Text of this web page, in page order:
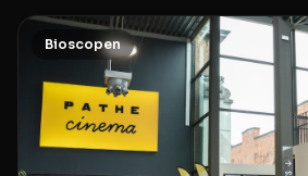
Bioscopen